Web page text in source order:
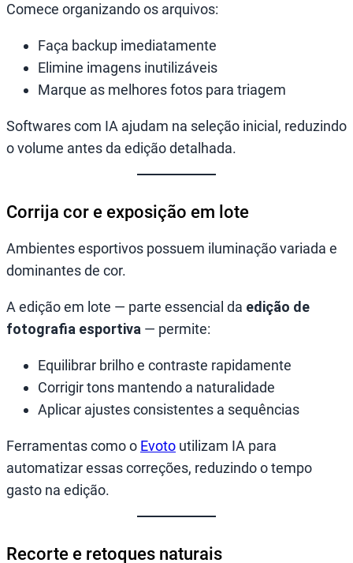
Comece organizando os arquivos:
Faça backup imediatamente
Elimine imagens inutilizáveis
Marque as melhores fotos para triagem
Softwares com IA ajudam na seleção inicial, reduzindo
o volume antes da edição detalhada.
Corrija cor e exposição em lote
Ambientes esportivos possuem iluminação variada e
dominantes de cor.
A edição em lote — parte essencial da edição de
fotografia esportiva — permite:
Equilibrar brilho e contraste rapidamente
Corrigir tons mantendo a naturalidade
Aplicar ajustes consistentes a sequências
Ferramentas como o Evoto utilizam IA para
automatizar essas correções, reduzindo o tempo
gasto na edição.
Recorte e retoques naturais